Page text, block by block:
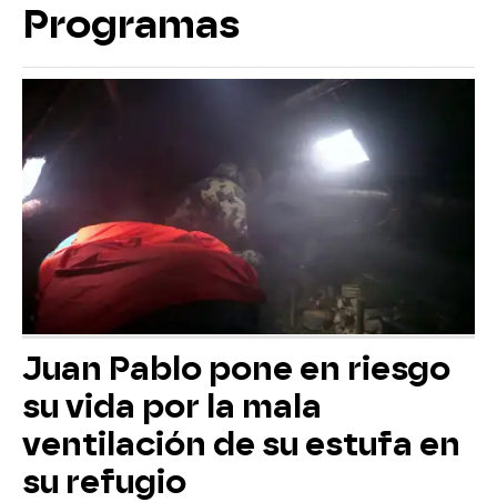
Programas
Juan Pablo pone en riesgo
su vida por la mala
ventilación de su estufa en
su refugio